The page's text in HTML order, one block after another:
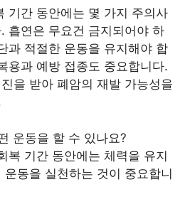
기간 동안에는 몇 가지 주의사
흡연은 무요건 금지되어야 하
과 적절한 운동을 유지해야 합
용과 예방 접종도 중요합니다.
을 받아 폐암의 재발 가능성을
운동을 할 수 있나요?
복 기간 동안에는 체력을 유지
동을 실천하는 것이 중요합니